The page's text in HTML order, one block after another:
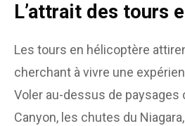
L’attrait des tours
Les tours en hélicoptère
cherchant à vivre une
Voler au-dessus de paysages
Canyon, les chutes du